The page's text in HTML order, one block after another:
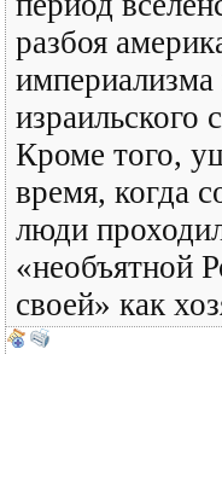
разбоя
империализма
израильского
Кроме того,
время, когда
люди
«необъятной
своей» как